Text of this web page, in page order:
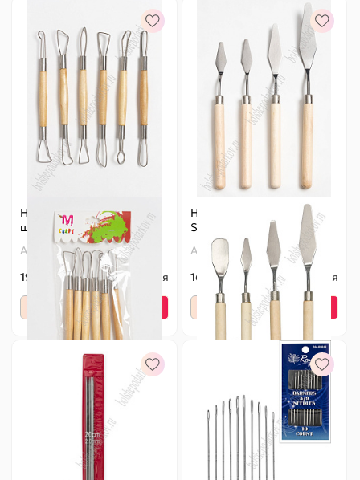
Набор стеков-петля (6
шт) SF-5518
Артикул: 140-557
195 ₽
Оптовая
+
Набор шпателей (4 шт)
SF-5505
Артикул:
140-552
168 ₽
Оптовая
+